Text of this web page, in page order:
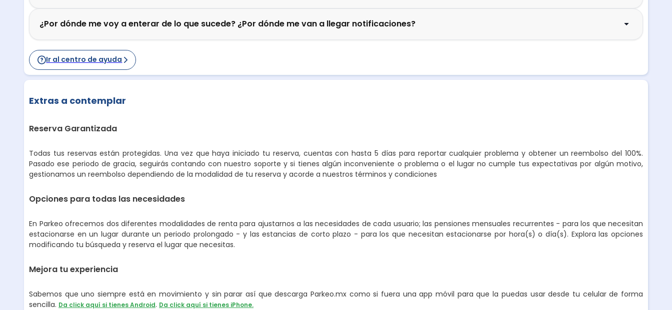
¿Por dónde me voy a enterar de lo que sucede? ¿Por dónde me van a llegar notificaciones?
Ir al centro de ayuda
Extras a contemplar
Reserva Garantizada
Todas tus reservas están protegidas. Una vez que haya iniciado tu reserva, cuentas con hasta 5 días para reportar cualquier problema y obtener un reembolso del 100%.
Pasado ese periodo de gracia, seguirás contando con nuestro soporte y si tienes algún inconveniente o problema o el lugar no cumple tus expectativas por algún motivo,
gestionamos un reembolso dependiendo de la modalidad de tu reserva y acorde a nuestros términos y condiciones
Opciones para todas las necesidades
En Parkeo ofrecemos dos diferentes modalidades de renta para ajustarnos a las necesidades de cada usuario; las pensiones mensuales recurrentes - para los que necesitan
estacionarse en un lugar durante un periodo prolongado - y las estancias de corto plazo - para los que necesitan estacionarse por hora(s) o día(s). Explora las opciones
modificando tu búsqueda y reserva el lugar que necesitas.
Mejora tu experiencia
Sabemos que uno siempre está en movimiento y sin parar así que descarga Parkeo.mx como si fuera una app móvil para que la puedas usar desde tu celular de forma
sencilla. Da click aquí si tienes Android. Da click aquí si tienes iPhone.